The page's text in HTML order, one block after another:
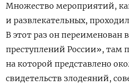
Множество мероприятий,
и развлекательных,
В этот раз он переименован
преступлений России», там
на которой представлено
свидетельств злодеяний,